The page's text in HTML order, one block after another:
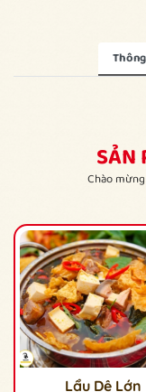
SẢN
Chào
Lẩu Dê Lớn